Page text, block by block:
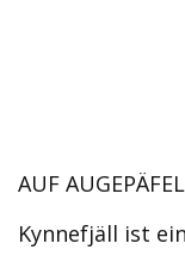
AUF
Kynnefjäll ist